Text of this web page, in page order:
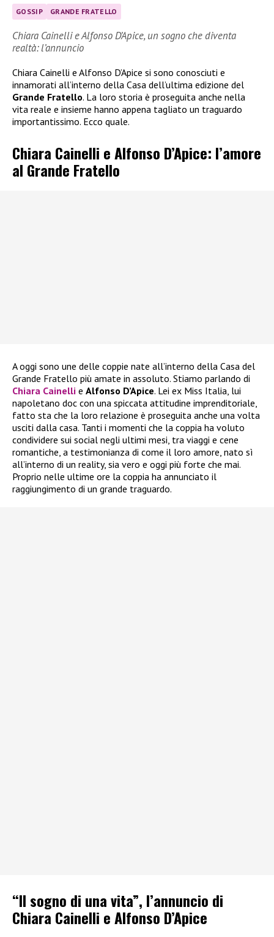
GOSSIP GRANDE FRATELLO
Chiara Cainelli e Alfonso D’Apice, un sogno che diventa
realtà: l’annuncio
Chiara Cainelli e Alfonso D’Apice si sono conosciuti e
innamorati all’interno della Casa dell’ultima edizione del
Grande Fratello. La loro storia è proseguita anche nella
vita reale e insieme hanno appena tagliato un traguardo
importantissimo. Ecco quale.
Chiara Cainelli e Alfonso D’Apice: l’amore
al Grande Fratello
A oggi sono une delle coppie nate all’interno della Casa del
Grande Fratello più amate in assoluto. Stiamo parlando di
Chiara Cainelli e Alfonso D’Apice. Lei ex Miss Italia, lui
napoletano doc con una spiccata attitudine imprenditoriale,
fatto sta che la loro relazione è proseguita anche una volta
usciti dalla casa. Tanti i momenti che la coppia ha voluto
condividere sui social negli ultimi mesi, tra viaggi e cene
romantiche, a testimonianza di come il loro amore, nato sì
all’interno di un reality, sia vero e oggi più forte che mai.
Proprio nelle ultime ore la coppia ha annunciato il
raggiungimento di un grande traguardo.
“Il sogno di una vita”, l’annuncio di
Chiara Cainelli e Alfonso D’Apice